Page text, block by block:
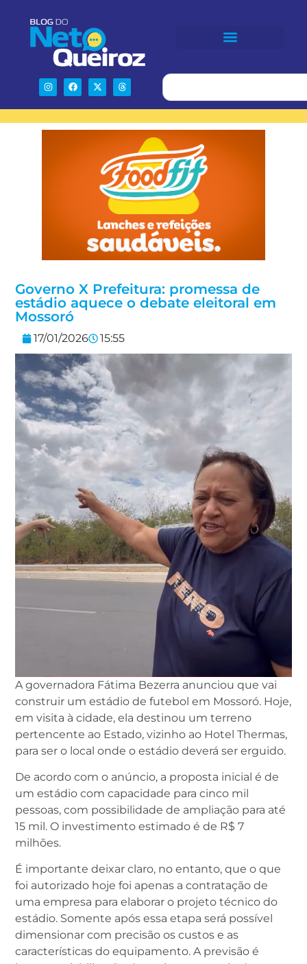
Governo X Prefeitura: promessa de
estádio aquece o debate eleitoral em
Mossoró
17/01/2026 15:55
A governadora Fátima Bezerra anunciou que vai
construir um estádio de futebol em Mossoró. Hoje,
em visita à cidade, ela destinou um terreno
pertencente ao Estado, vizinho ao Hotel Thermas,
para ser o local onde o estádio deverá ser erguido.
De acordo com o anúncio, a proposta inicial é de
um estádio com capacidade para cinco mil
pessoas, com possibilidade de ampliação para até
15 mil. O investimento estimado é de R$ 7
milhões.
É importante deixar claro, no entanto, que o que
foi autorizado hoje foi apenas a contratação de
uma empresa para elaborar o projeto técnico do
estádio. Somente após essa etapa será possível
dimensionar com precisão os custos e as
características do equipamento. A previsão é